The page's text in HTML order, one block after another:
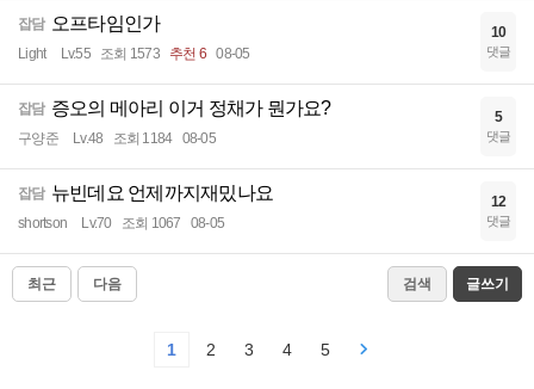
잡담 오프타임인가
Light Lv.55 조회 1573 추천 6 08-05
10
댓글
잡담 증오의 메아리 이거 정채가 뭔가요?
구양준 Lv.48 조회 1184 08-05
5
댓글
잡담 뉴빈데요 언제까지재밌나요
shortson Lv.70 조회 1067 08-05
12
댓글
최근 다음 검색 글쓰기
1 2 3 4 5